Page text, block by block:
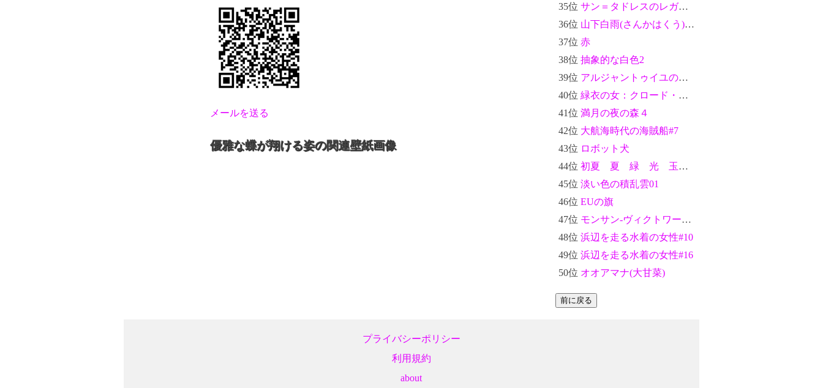
メールを送る
優雅な蝶が翔ける姿の関連壁紙画像
35位サン＝タドレスのレガッタ：クロード・モネ
36位 山下白雨(さんかはくう)-富嶽三十六景：葛飾北斎
37位赤
38位抽象的な白色2
39位 アルジャントゥイユの橋(The Argenteuil Bridge)：クロード・モネ
40位緑衣の女：クロード・モネ
41位満月の夜の森４
42位 大航海時代の海賊船#7
43位 ロボット犬
44位初夏 夏 緑 光 玉ボケ 新緑 #10
45位淡い色の積乱雲01
46位EUの旗
47位 モンサン-ヴィクトワール(Mont Sainte-Victoire)：ポール・セザンヌ
48位浜辺を走る水着の女性#10
49位浜辺を走る水着の女性#16
50位 オオアマナ(大甘菜)
プライバシーポリシー
利用規約
about